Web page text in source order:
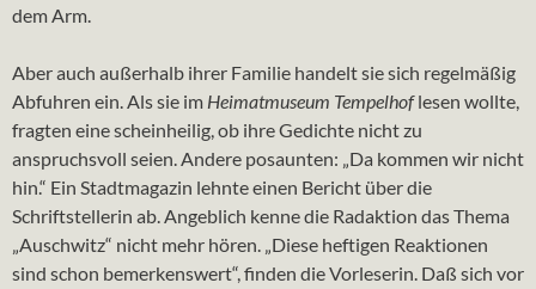
dem Arm.
Aber auch außerhalb ihrer Familie handelt sie sich regelmäßig
Abfuhren ein. Als sie im Heimatmuseum Tempelhoflesen wollte,
fragten eine scheinheilig, ob ihre Gedichte nicht zu
anspruchsvoll seien. Andere posaunten: „Da kommen wir nicht
hin.“ Ein Stadtmagazin lehnte einen Bericht über die
Schriftstellerin ab. Angeblich kenne die Radaktion das Thema
„Auschwitz“ nicht mehr hören. „Diese heftigen Reaktionen
sind schon bemerkenswert“, finden die Vorleserin. Daß sich vor